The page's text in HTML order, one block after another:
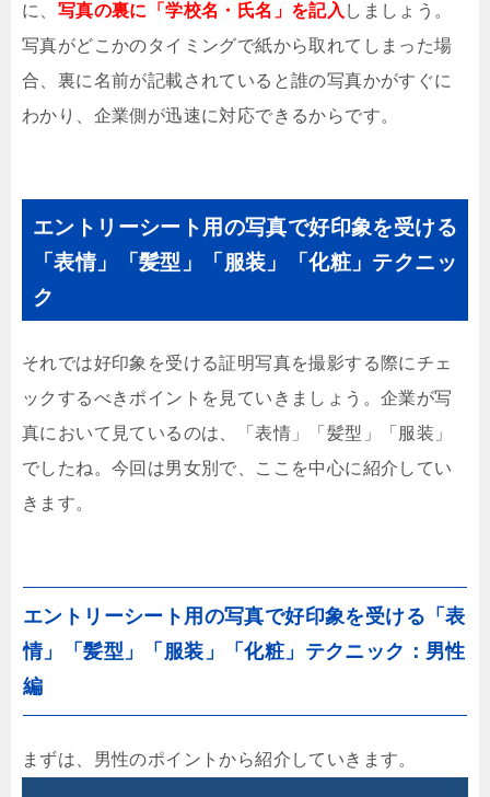
に、 写真の裏に「学校名・氏名」を記入 しましょう。
写真がどこかのタイミングで紙から取れてしまった場
合、裏に名前が記載されていると誰の写真かがすぐに
わかり、企業側が迅速に対応できるからです。
エントリーシート用の写真で好印象を受ける
「表情」「髪型」「服装」「化粧」テクニッ
ク
それでは好印象を受ける証明写真を撮影する際にチェ
ックするべきポイントを見ていきましょう。企業が写
真において見ているのは、「表情」「髪型」「服装」
でしたね。今回は男女別で、ここを中心に紹介してい
きます。
エントリーシート用の写真で好印象を受ける「表
情」「髪型」「服装」「化粧」テクニック：男性
編
まずは、男性のポイントから紹介していきます。